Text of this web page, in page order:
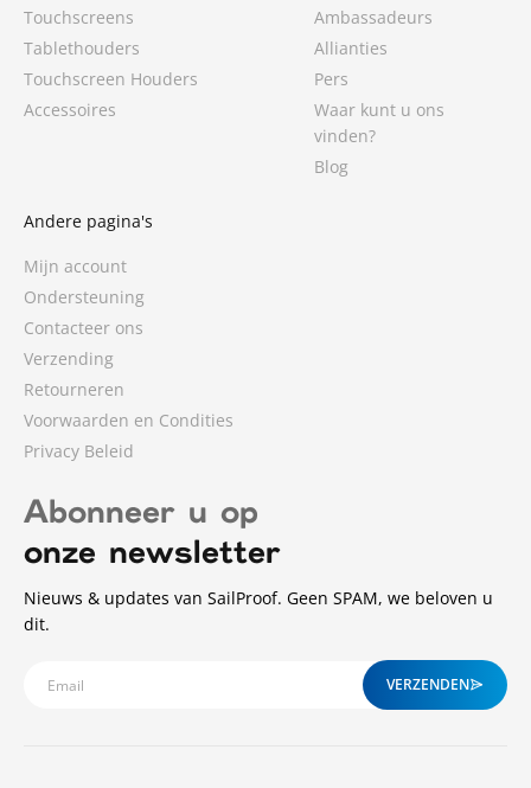
Touchscreens
Tablethouders
Touchscreen Houders
Accessoires
Ambassadeurs
Allianties
Pers
Waar kunt u ons
vinden?
Blog
Andere pagina's
Mijn account
Ondersteuning
Contacteer ons
Verzending
Retourneren
Voorwaarden en Condities
Privacy Beleid
Abonneer u op
onze newsletter
Nieuws & updates van SailProof. Geen SPAM, we beloven u
dit.
VERZENDEN